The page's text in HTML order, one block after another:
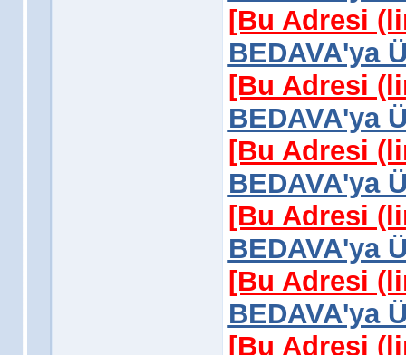
[Bu Adresi
BEDAVA'ya
[Bu Adresi
BEDAVA'ya
[Bu Adresi
BEDAVA'ya
[Bu Adresi
BEDAVA'ya
[Bu Adresi
BEDAVA'ya
[Bu Adresi